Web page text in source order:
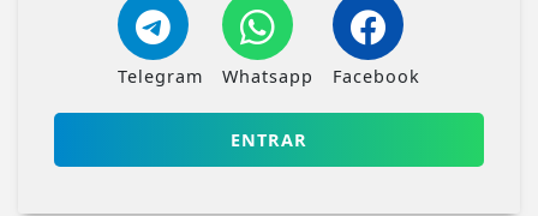
Telegram Whatsapp Facebook
ENTRAR